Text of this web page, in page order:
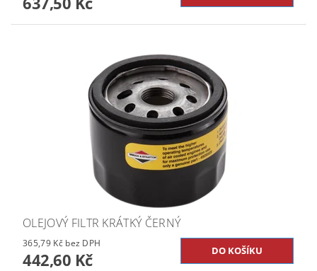
OLEJOVÝ FILTR KRÁTKÝ ČERNÝ
365,79 Kč bez DPH
442,60 Kč